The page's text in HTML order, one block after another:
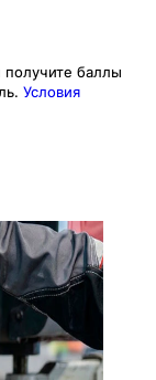
получите баллы
Условия